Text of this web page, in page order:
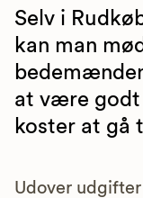
Selv i
kan man
at være godt
koster at gå
Udover